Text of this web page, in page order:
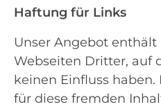
Haftung für Links
Unser Angebot
Webseiten Dritter, auf
keinen Einfluss
für diese fremden